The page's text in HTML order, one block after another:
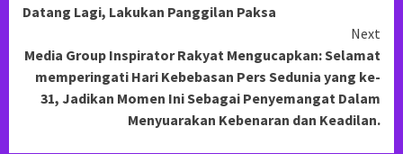
Datang Lagi, Lakukan Panggilan Paksa
Next
Media Group Inspirator Rakyat Mengucapkan: Selamat
memperingati Hari Kebebasan Pers Sedunia yang ke-
31, Jadikan Momen Ini Sebagai Penyemangat Dalam
Menyuarakan Kebenaran dan Keadilan.